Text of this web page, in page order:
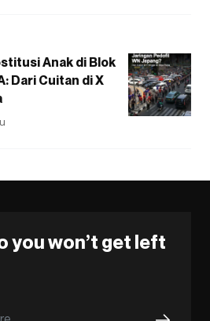
Anak di Blok
Dari Cuitan di X
you won’t get left